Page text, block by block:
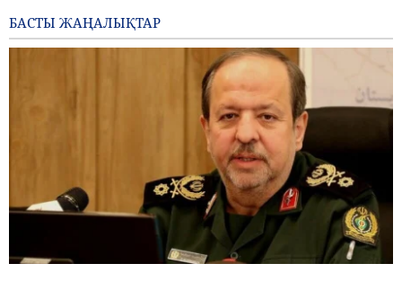
БАСТЫ ЖАҢАЛЫҚТАР